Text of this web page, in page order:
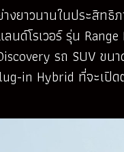
ยาวนานในประสิท
โรเวอร์ รุ่น
รถ SUV ข
in Hybrid ที่จะเปิ